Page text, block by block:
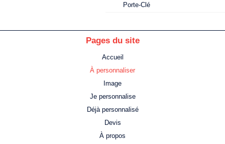
Porte-Clé
Pages du site
Accueil
À personnaliser
Image
Je personnalise
Déjà personnalisé
Devis
À propos